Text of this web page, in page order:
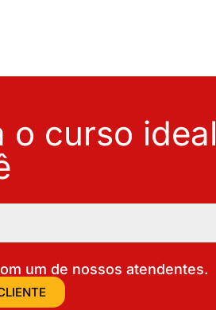
o curso ideal
um de nossos atendentes.